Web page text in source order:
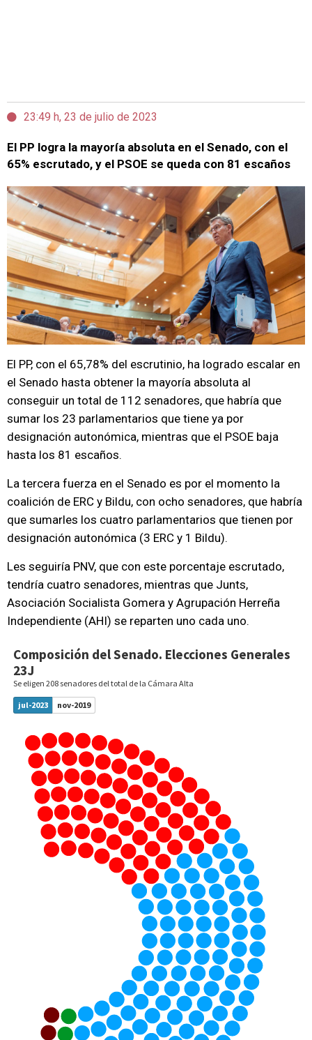
23:49 h, 23 de julio de 2023
El PP logra la mayoría absoluta en el Senado, con el
65% escrutado, y el PSOE se queda con 81 escaños
El PP, con el 65,78% del escrutinio, ha logrado escalar en
el Senado hasta obtener la mayoría absoluta al
conseguir un total de 112 senadores, que habría que
sumar los 23 parlamentarios que tiene ya por
designación autonómica, mientras que el PSOE baja
hasta los 81 escaños.
La tercera fuerza en el Senado es por el momento la
coalición de ERC y Bildu, con ocho senadores, que habría
que sumarles los cuatro parlamentarios que tienen por
designación autonómica (3 ERC y 1 Bildu).
Les seguiría PNV, que con este porcentaje escrutado,
tendría cuatro senadores, mientras que Junts,
Asociación Socialista Gomera y Agrupación Herreña
Independiente (AHI) se reparten uno cada uno.